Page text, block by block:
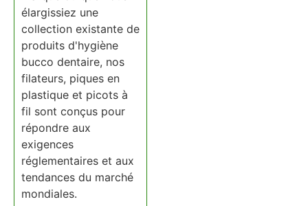
élargissiez une
collection existante de
produits d'hygiène
bucco dentaire, nos
filateurs, piques en
plastique et picots à
fil sont conçus pour
répondre aux
exigences
réglementaires et aux
tendances du marché
mondiales.